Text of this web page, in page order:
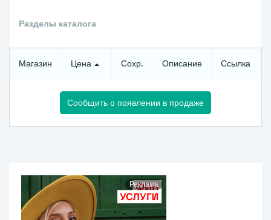
Разделы каталога
Магазин Цена Сохр. Описание Ссылка
Сообщить о появлении в продаже
Реклама